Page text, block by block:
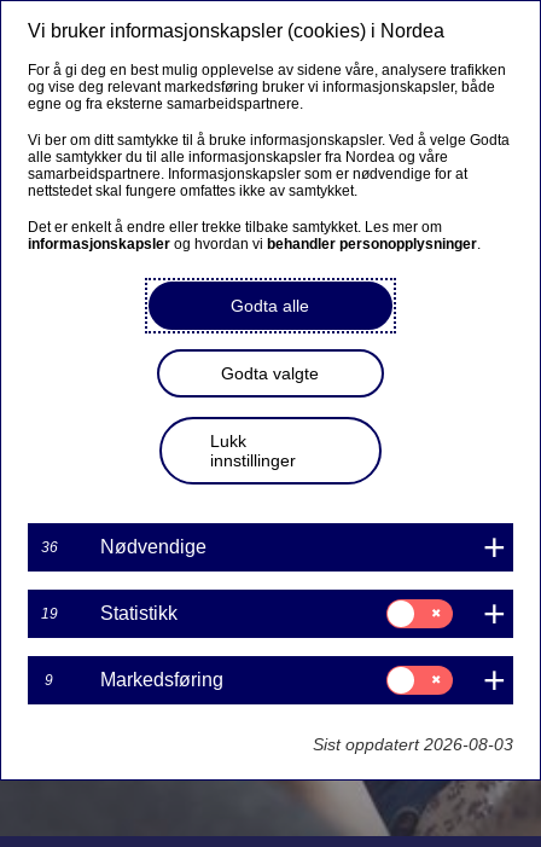
Vi bruker informasjonskapsler (cookies) i Nordea
For å gi deg en best mulig opplevelse av sidene våre, analysere trafikken
og vise deg relevant markedsføring bruker vi informasjonskapsler, både
egne og fra eksterne samarbeidspartnere.
Vi ber om ditt samtykke til å bruke informasjonskapsler. Ved å velge Godta
alle samtykker du til alle informasjonskapsler fra Nordea og våre
samarbeidspartnere. Informasjonskapsler som er nødvendige for at
nettstedet skal fungere omfattes ikke av samtykket.
Det er enkelt å endre eller trekke tilbake samtykket. Les mer om
informasjonskapsler og hvordan vi behandler personopplysninger.
Godta alle
Godta valgte
Lukk
innstillinger
36 Nødvendige
19 Statistikk
Samtykke
til:
Statistikk
9 Markedsføring
Samtykke
til:
Markedsføring
Sist oppdatert 2026-08-03